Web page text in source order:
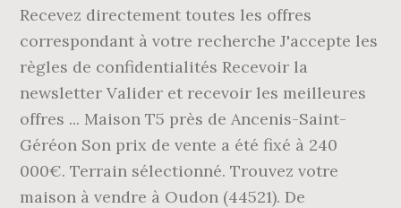
Recevez directement toutes les offres
correspondant à votre recherche J'accepte les
règles de confidentialités Recevoir la
newsletter Valider et recevoir les meilleures
offres ... Maison T5 près de Ancenis-Saint-
Géréon Son prix de vente a été fixé à 240
000€. Terrain sélectionné. Trouvez votre
maison à vendre à Oudon (44521). De